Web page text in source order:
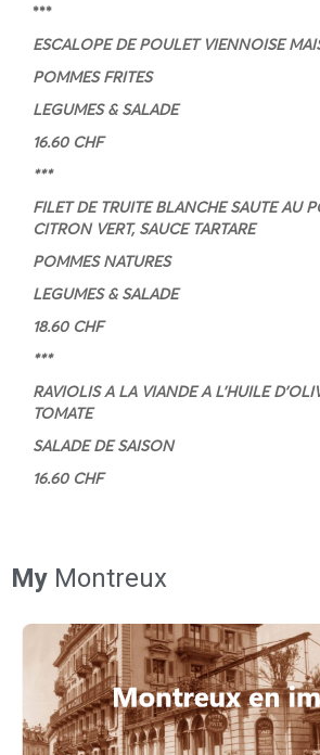
***
ESCALOPE DE POULET VIENNOISE
POMMES FRITES
LEGUMES & SALADE
16.60 CHF
***
FILET DE TRUITE BLANCHE SAUTE AU
CITRON VERT, SAUCE TARTARE
POMMES NATURES
LEGUMES & SALADE
18.60 CHF
***
RAVIOLIS A LA VIANDE A L’HUILE
TOMATE
SALADE DE SAISON
16.60 CHF
My Montreux